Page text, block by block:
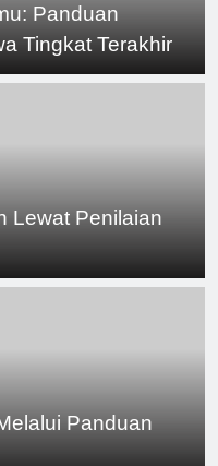
Panduan
Tingkat Terakhir
Lewat Penilaian
Panduan